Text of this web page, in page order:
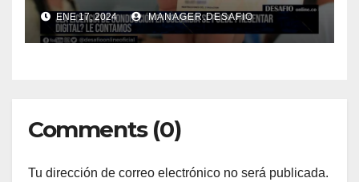
ENE 17, 2024 MANAGER.DESAFIO
Comments (0)
Tu dirección de correo electrónico no será publicada.